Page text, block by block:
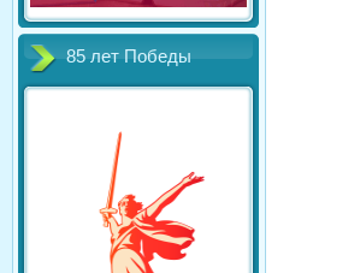
85 лет Победы